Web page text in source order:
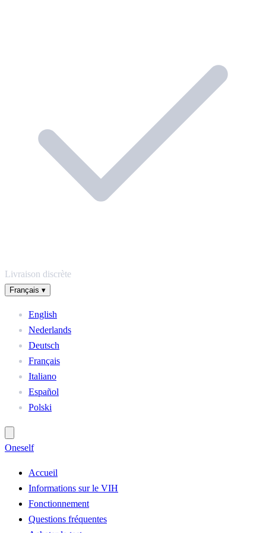
Livraison discrète
Français ▾
English
Nederlands
Deutsch
Français
Italiano
Español
Polski
Oneself
Accueil
Informations sur le VIH
Fonctionnement
Questions fréquentes